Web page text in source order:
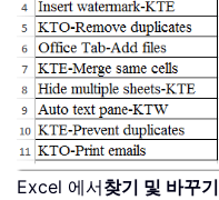
Excel 에서찾기 및 바꾸기